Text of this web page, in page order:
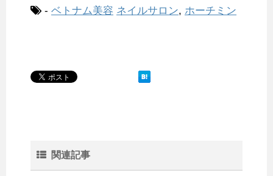
- ベトナム美容 ネイルサロン, ホーチミン
関連記事